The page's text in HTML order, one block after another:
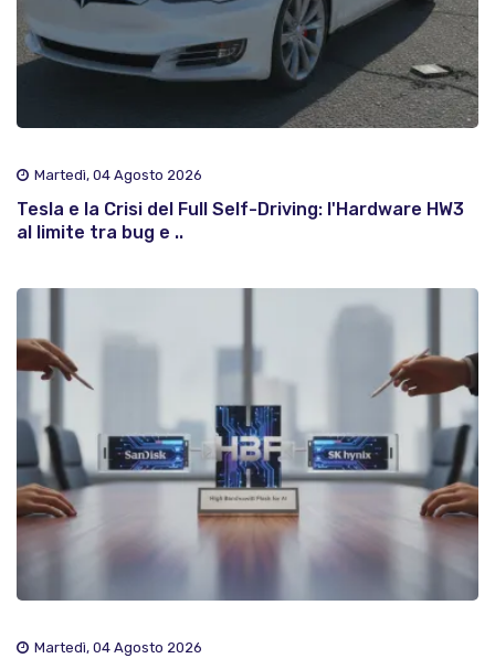
Martedì, 04 Agosto 2026
Tesla e la Crisi del Full Self-Driving: l'Hardware HW3
al limite tra bug e ..
Martedì, 04 Agosto 2026